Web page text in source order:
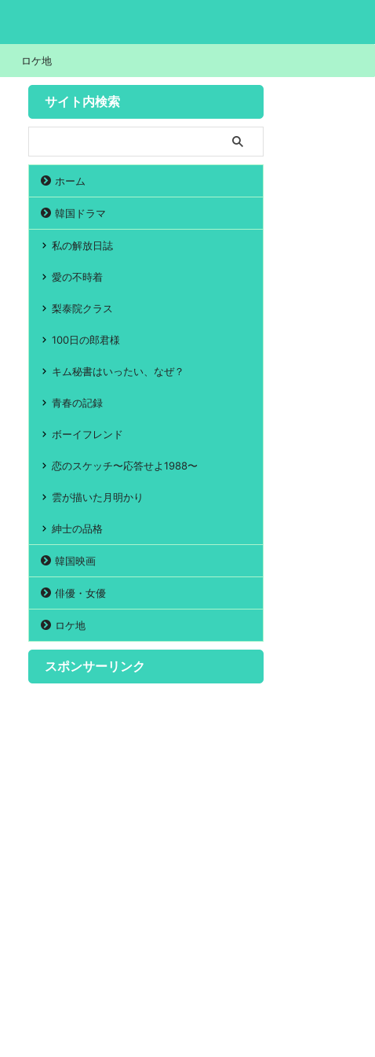
ロケ地
サイト内検索
ホーム
韓国ドラマ
私の解放日誌
愛の不時着
梨泰院クラス
100日の郎君様
キム秘書はいったい、なぜ？
青春の記録
ボーイフレンド
恋のスケッチ〜応答せよ1988〜
雲が描いた月明かり
紳士の品格
韓国映画
俳優・女優
ロケ地
スポンサーリンク